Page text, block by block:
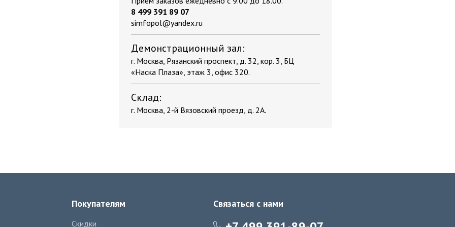
8 499 391 89 07
simfopol@yandex.ru
Демонстрационный зал:
г. Москва, Рязанский проспект, д. 32, кор. 3, БЦ
«Наска Плаза», этаж 3, офис 320.
Склад:
г. Москва, 2-й Вязовский проезд, д. 2А.
Покупателям
Скидки
Связаться с нами